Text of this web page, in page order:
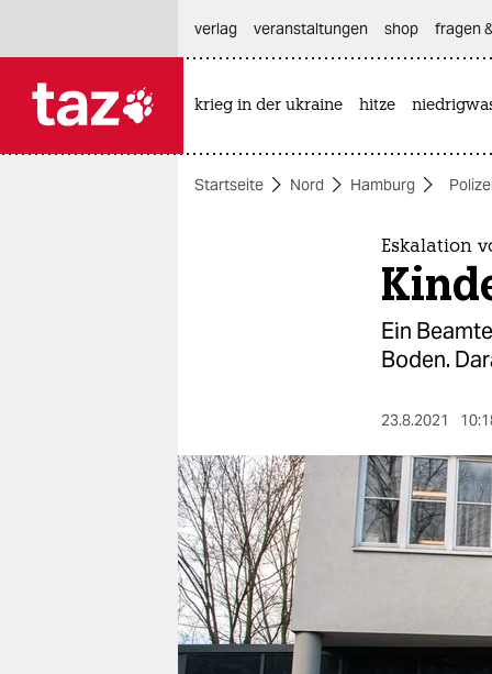
themen
berlin
nord
wahrheit
verlag
verlag
veranstaltungen shop fragen
krieg in der ukraine hitze
Startseite Nord Hamburg
Eskalation
Ein
Boden.
23.8.2021